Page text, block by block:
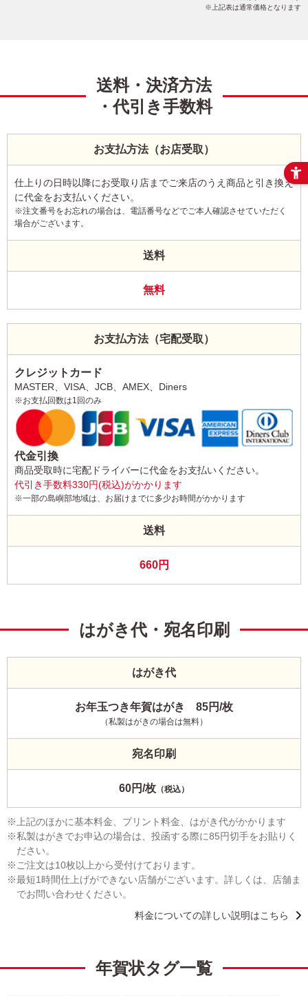
上記表は通常価格となります
送料・決済方法
・代引き手数料
お支払方法（お店受取）
仕上りの日時以降にお受取り店までご来店のうえ商品と引き換え
に代金をお支払いください。
※注文番号をお忘れの場合は、電話番号などでご本人確認させていただく
場合がございます。
送料
無料
お支払方法（宅配受取）
クレジットカード
MASTER、VISA、JCB、AMEX、Diners
※お支払回数は1回のみ
代金引換
商品受取時に宅配ドライバーに代金をお支払いください。
代引き手数料330円(税込)がかかります
※一部の島嶼部地域は、お届けまでに多少お時間がかかります
送料
660円
はがき代・宛名印刷
はがき代
お年玉つき年賀はがき 85円/枚
（私製はがきの場合は無料）
宛名印刷
60円/枚 （税込）
上記のほかに基本料金、プリント料金、はがき代がかかります
私製はがきでお申込の場合は、投函する際に85円切手をお貼りく
ださい。
ご注文は10枚以上から受付けております。
最短1時間仕上げができない店舗がございます。詳しくは、店舗ま
でお問い合わせください。
料金についての詳しい説明はこちら
年賀状タグ一覧